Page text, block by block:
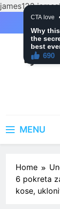
james123
MENU
Home
6 pokreta
kose,